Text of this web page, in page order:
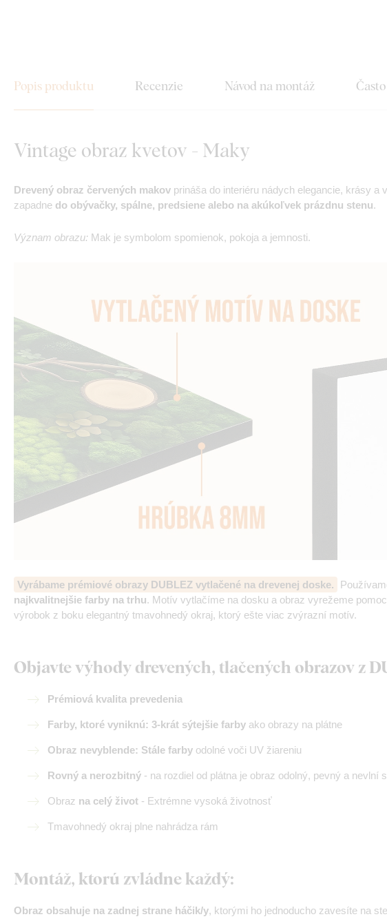
Popis produktu Recenzie Návod na montáž
Vintage obraz kvetov - Maky
Drevený obraz červených makov prináša do interiéru nádych elegancie, krásy a
zapadne do obývačky, spálne, predsiene alebo na akúkoľvek prázdnu stenu.
Význam obrazu: Mak je symbolom spomienok, pokoja a jemnosti.
Vyrábame prémiové obrazy DUBLEZ vytlačené na drevenej doske.
najkvalitnejšie farby na trhu. Motív vytlačíme na dosku a obraz vyrežeme
výrobok z boku elegantný tmavohnedý okraj, ktorý ešte viac zvýrazní motív.
Objavte výhody drevených, tlačených obrazov z
Prémiová kvalita prevedenia
Farby, ktoré vyniknú: 3-krát sýtejšie farby ako obrazy na plátne
Obraz nevyblende: Stále farby odolné voči UV žiareniu
Rovný a nerozbitný - na rozdiel od plátna je obraz odolný, pevný a nevlní
Obraz na celý život - Extrémne vysoká životnosť
Tmavohnedý okraj plne nahrádza rám
Montáž, ktorú zvládne každý:
Obraz obsahuje na zadnej strane háčik/y, ktorými ho jednoducho zavesíte na